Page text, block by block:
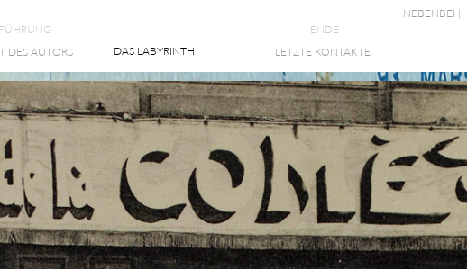
DES AUTORS
DAS LABYRINTH
ENDE
LETZTE KONTAKTE
NEBENBEI |